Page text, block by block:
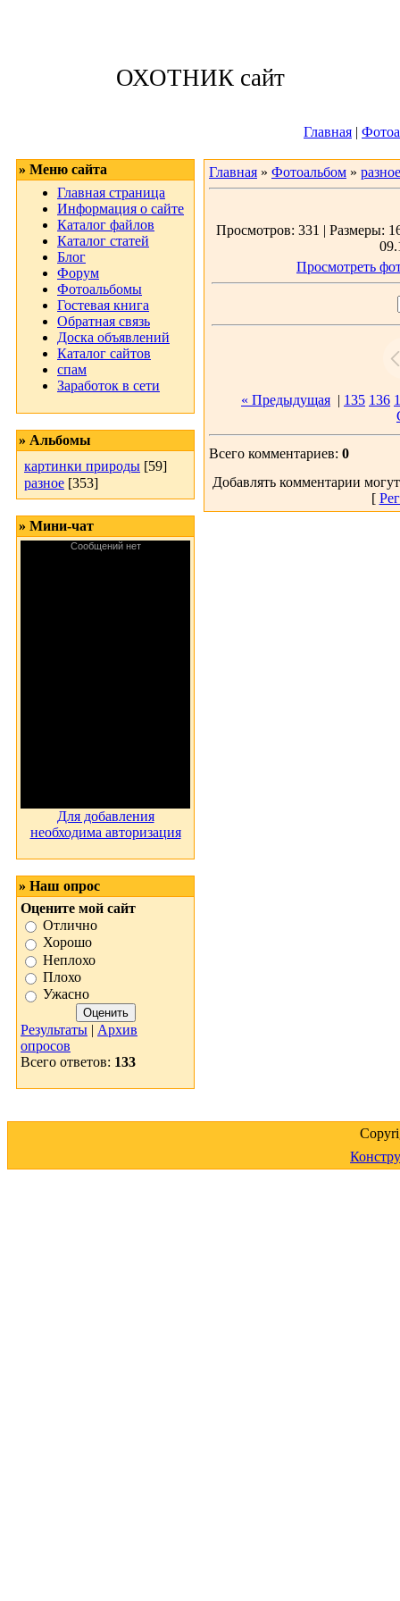
ОХОТНИК сайт
Главная |
» Меню сайта
Главная страница
Информация о сайте
Каталог файлов
Каталог статей
Блог
Форум
Фотоальбомы
Гостевая книга
Обратная связь
Доска объявлений
Каталог сайтов
спам
Заработок в сети
» Альбомы
картинки природы [59]
разное [353]
» Мини-чат
Для добавления
необходима авторизация
» Наш опрос
Оцените мой сайт
Отлично
Хорошо
Неплохо
Плохо
Ужасно
Результаты | Архив
опросов
Всего ответов: 133
Главная » Фотоальбом » разное
Просмотров: 331 | Размеры:
Просмотреть
« Предыдущая | 135 136
Всего комментариев: 0
Добавлять комментарии
[